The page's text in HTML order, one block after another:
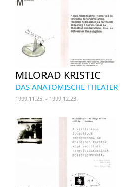
MILORAD KRISTIC
DAS ANATOMISCHE THEATER
1999.11.25. - 1999.12.23.